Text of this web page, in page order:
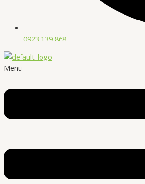
0923 139 868
Menu